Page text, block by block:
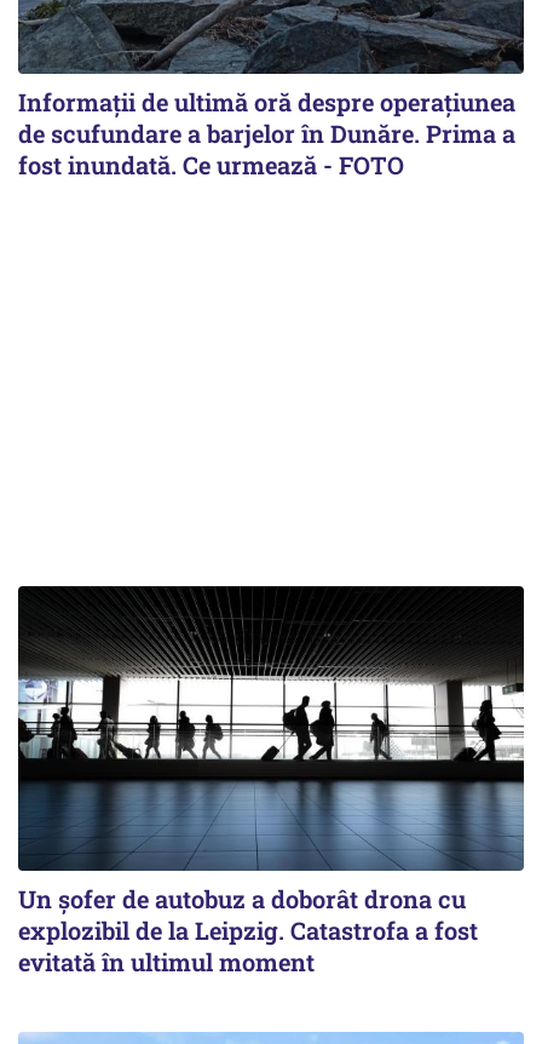
Informații de ultimă oră despre operațiunea
de scufundare a barjelor în Dunăre. Prima a
fost inundată. Ce urmează - FOTO
Un șofer de autobuz a doborât drona cu
explozibil de la Leipzig. Catastrofa a fost
evitată în ultimul moment